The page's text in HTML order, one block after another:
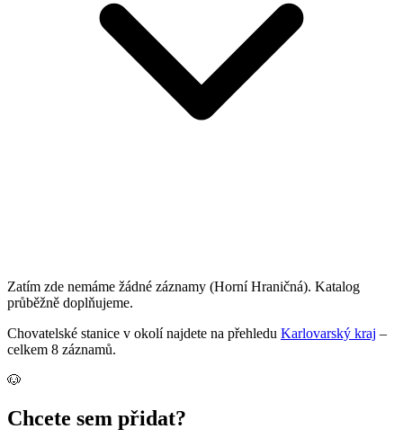
Zatím zde nemáme žádné záznamy (Horní Hraničná). Katalog
průběžně doplňujeme.
Chovatelské stanice v okolí najdete na přehledu Karlovarský kraj –
celkem 8 záznamů.
🐶
Chcete sem přidat?